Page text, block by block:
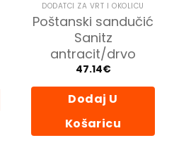
DODATCI ZA VRT I OKOLICU
Poštanski sandučić
Sanitz
antracit/drvo
47.14€
Dodaj U
Košaricu